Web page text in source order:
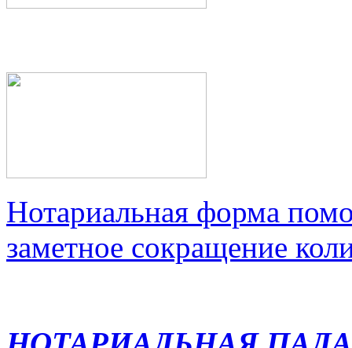
Нотариальная форма
заметное сокращение